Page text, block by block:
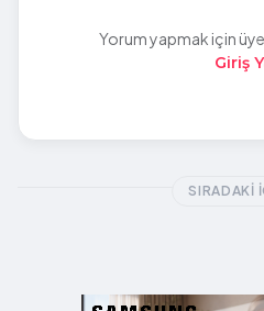
Yorum yapmak için üye
Giriş
SIRADAKI